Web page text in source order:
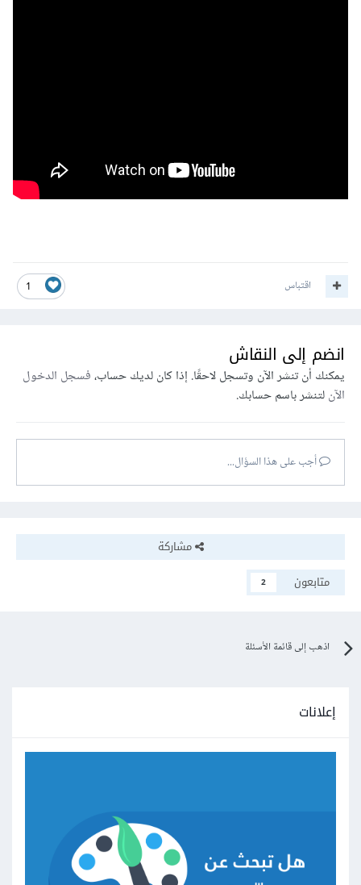
1 اقتباس
انضم إلى النقاش
يمكنك أن تنشر الآن وتسجل لاحقًا. إذا كان لديك حساب،فسجل الدخول
الآنلتنشر باسم حسابك.
أجب على هذا السؤال...
مشاركة
متابعون
2
اذهب إلى قائمة الأسئلة
إعلانات